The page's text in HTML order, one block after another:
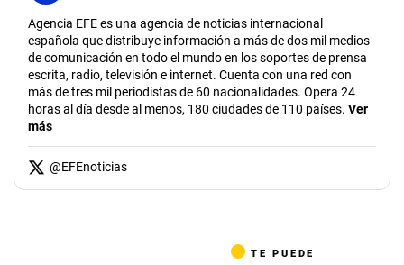
Agencia EFE es una agencia de noticias internacional
española que distribuye información a más de dos mil medios
de comunicación en todo el mundo en los soportes de prensa
escrita, radio, televisión e internet. Cuenta con una red con
más de tres mil periodistas de 60 nacionalidades. Opera 24
horas al día desde al menos, 180 ciudades de 110 países. Ver
más
@EFEnoticias
TE PUEDE